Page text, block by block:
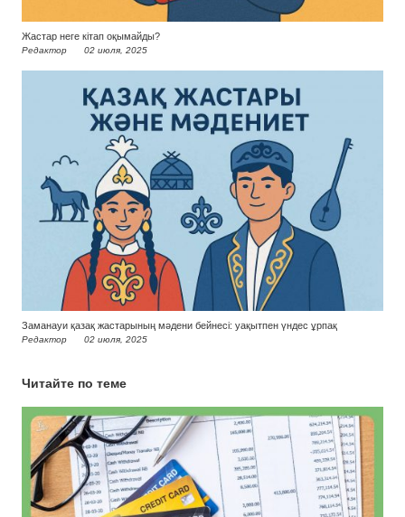
Жастар неге кітап оқымайды?
Редактор 02 июля, 2025
Заманауи қазақ жастарының мәдени бейнесі: уақытпен үндес ұрпақ
Редактор 02 июля, 2025
Читайте по теме